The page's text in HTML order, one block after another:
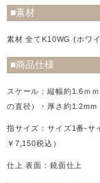
■素材
素材 全てK10WG (ホワ
■商品仕様
スケール：縦幅約1.6ｍ
の直径）・厚さ約1.2mm
指サイズ：サイズ1番-サ
￥7,150税込）
仕上 表面：鏡面仕上